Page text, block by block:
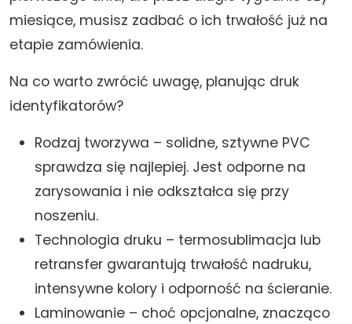
miesiące, musisz zadbać o ich trwałość już na
etapie zamówienia.
Na co warto zwrócić uwagę, planując druk
identyfikatorów?
Rodzaj tworzywa – solidne, sztywne PVC
sprawdza się najlepiej. Jest odporne na
zarysowania i nie odkształca się przy
noszeniu.
Technologia druku – termosublimacja lub
retransfer gwarantują trwałość nadruku,
intensywne kolory i odporność na ścieranie.
Laminowanie – choć opcjonalne, znacząco